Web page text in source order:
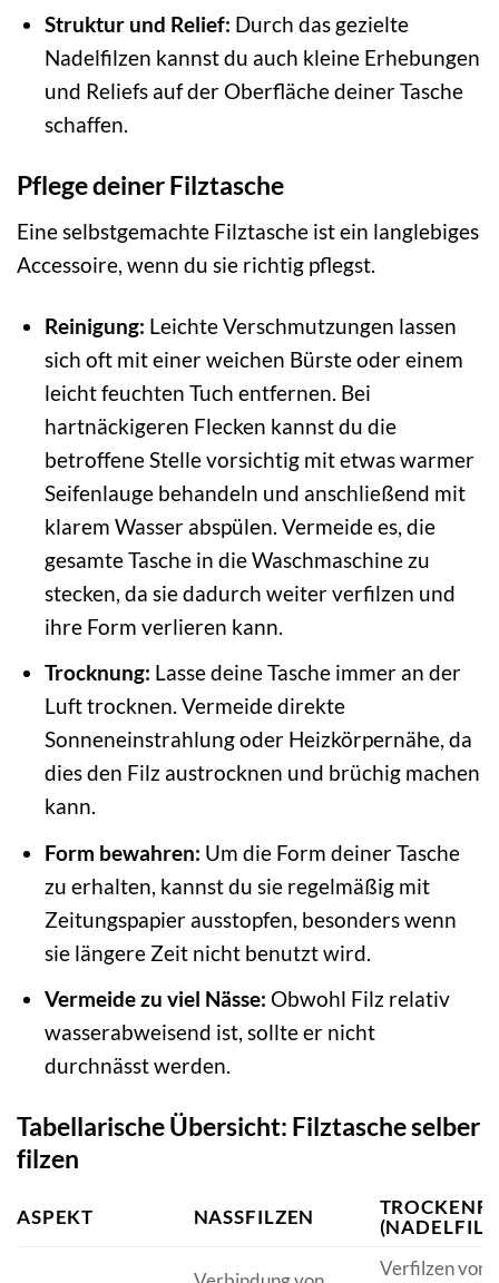
Struktur und Relief: Durch das gezielte
Nadelfilzen kannst du auch kleine Erhebungen
und Reliefs auf der Oberfläche deiner Tasche
schaffen.
Pflege deiner Filztasche
Eine selbstgemachte Filztasche ist ein langlebiges
Accessoire, wenn du sie richtig pflegst.
Reinigung: Leichte Verschmutzungen lassen
sich oft mit einer weichen Bürste oder einem
leicht feuchten Tuch entfernen. Bei
hartnäckigeren Flecken kannst du die
betroffene Stelle vorsichtig mit etwas warmer
Seifenlauge behandeln und anschließend mit
klarem Wasser abspülen. Vermeide es, die
gesamte Tasche in die Waschmaschine zu
stecken, da sie dadurch weiter verfilzen und
ihre Form verlieren kann.
Trocknung: Lasse deine Tasche immer an der
Luft trocknen. Vermeide direkte
Sonneneinstrahlung oder Heizkörpernähe, da
dies den Filz austrocknen und brüchig machen
kann.
Form bewahren: Um die Form deiner Tasche
zu erhalten, kannst du sie regelmäßig mit
Zeitungspapier ausstopfen, besonders wenn
sie längere Zeit nicht benutzt wird.
Vermeide zu viel Nässe: Obwohl Filz relativ
wasserabweisend ist, sollte er nicht
durchnässt werden.
Tabellarische Übersicht: Filztasche selber
filzen
ASPEKT NASSFILZEN
Verfilzen von